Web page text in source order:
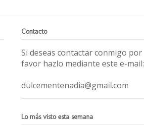
Contacto
Si deseas contactar conmigo por
favor hazlo mediante este e-mail:
dulcementenadia@gmail.com
Lo más visto esta semana